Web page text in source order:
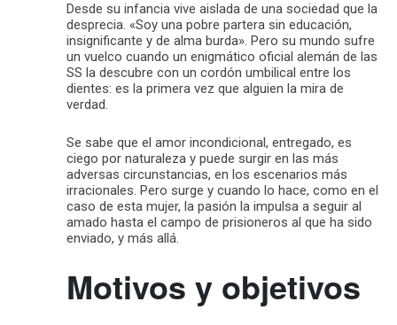
Desde su infancia vive aislada de una sociedad que la
desprecia. «Soy una pobre partera sin educación,
insignificante y de alma burda». Pero su mundo sufre
un vuelco cuando un enigmático oficial alemán de las
SS la descubre con un cordón umbilical entre los
dientes: es la primera vez que alguien la mira de
verdad.
Se sabe que el amor incondicional, entregado, es
ciego por naturaleza y puede surgir en las más
adversas circunstancias, en los escenarios más
irracionales. Pero surge y cuando lo hace, como en el
caso de esta mujer, la pasión la impulsa a seguir al
amado hasta el campo de prisioneros al que ha sido
enviado, y más allá.
Motivos y objetivos